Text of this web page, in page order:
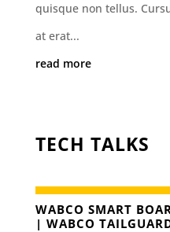
quisque non tellus.
at erat...
read more
TECH TALKS
WABCO SMART
| WABCO